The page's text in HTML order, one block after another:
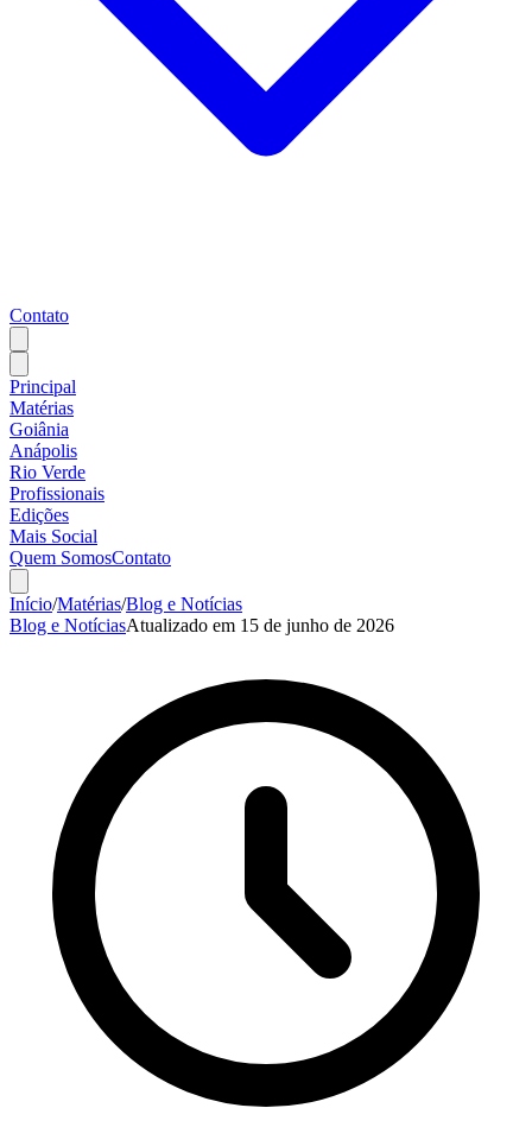
Contato
Principal
Matérias
Goiânia
Anápolis
Rio Verde
Profissionais
Edições
Mais Social
Quem SomosContato
Início/Matérias/Blog e Notícias
Blog e NotíciasAtualizado em 15 de junho de 2026